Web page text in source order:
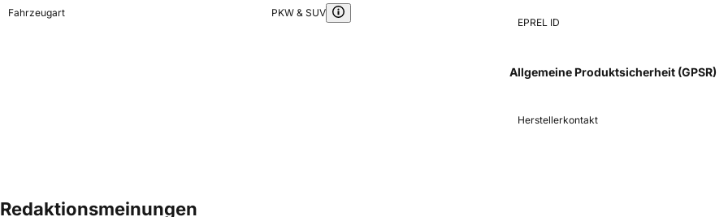
Fahrzeugart PKW & SUV
EPREL ID
Allgemeine Produktsicherheit (GPSR)
Herstellerkontakt
Redaktionsmeinungen